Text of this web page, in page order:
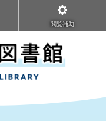
閲覧補助